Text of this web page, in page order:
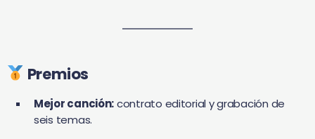
Premios
Mejor canción:contrato editorial y grabación de
seis temas.